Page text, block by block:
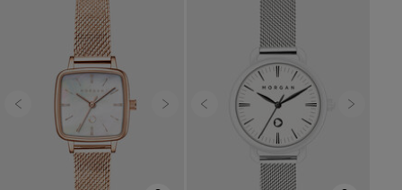
Previous Next Previous Next